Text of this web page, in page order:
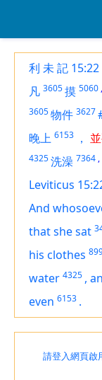
利 未 記 15:22
凡 3605摸 5060 ,
3605物件 3627
晚上 6153 ，
4325洗澡 7364 ,
Leviticus
And
that she sat
his clothes
water 4325 ,
even 6153 .
請登入網頁啟